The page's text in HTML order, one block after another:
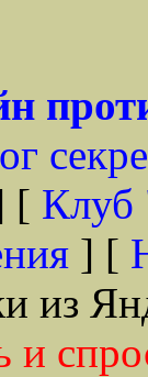
[ Клуб
] [
из
и